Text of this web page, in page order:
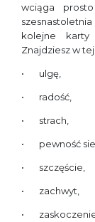
wciąga
kolejne karty
Znajdziesz w
ulgę,
radość,
strach,
pewność
szczęście,
zachwyt,